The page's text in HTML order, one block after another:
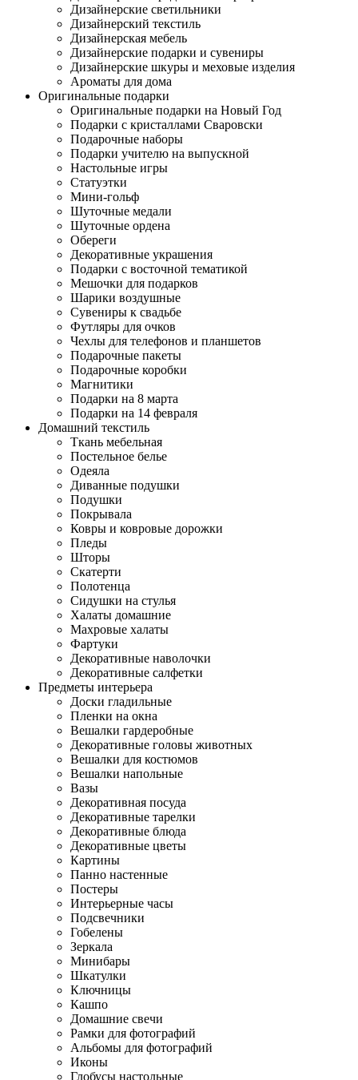
Дизайнерские светильники
Дизайнерский текстиль
Дизайнерская мебель
Дизайнерские подарки и сувениры
Дизайнерские шкуры и меховые изделия
Ароматы для дома
Оригинальные подарки
Оригинальные подарки на Новый Год
Подарки с кристаллами Сваровски
Подарочные наборы
Подарки учителю на выпускной
Настольные игры
Статуэтки
Мини-гольф
Шуточные медали
Шуточные ордена
Обереги
Декоративные украшения
Подарки с восточной тематикой
Мешочки для подарков
Шарики воздушные
Сувениры к свадьбе
Футляры для очков
Чехлы для телефонов и планшетов
Подарочные пакеты
Подарочные коробки
Магнитики
Подарки на 8 марта
Подарки на 14 февраля
Домашний текстиль
Ткань мебельная
Постельное белье
Одеяла
Диванные подушки
Подушки
Покрывала
Ковры и ковровые дорожки
Пледы
Шторы
Скатерти
Полотенца
Сидушки на стулья
Халаты домашние
Махровые халаты
Фартуки
Декоративные наволочки
Декоративные салфетки
Предметы интерьера
Доски гладильные
Пленки на окна
Вешалки гардеробные
Декоративные головы животных
Вешалки для костюмов
Вешалки напольные
Вазы
Декоративная посуда
Декоративные тарелки
Декоративные блюда
Декоративные цветы
Картины
Панно настенные
Постеры
Интерьерные часы
Подсвечники
Гобелены
Зеркала
Минибары
Шкатулки
Ключницы
Кашпо
Домашние свечи
Рамки для фотографий
Альбомы для фотографий
Иконы
Глобусы настольные